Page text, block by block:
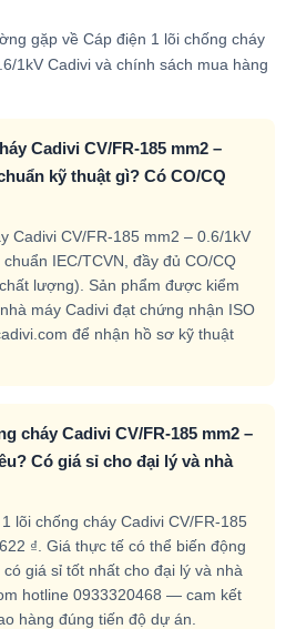
gặp về Cáp điện 1 lõi chống cháy
1kV Cadivi và chính sách mua hàng
Cadivi CV/FR-185 mm2 –
kỹ thuật gì? Có CO/CQ
Cadivi CV/FR-185 mm2 – 0.6/1kV
IEC/TCVN, đầy đủ CO/CQ
lượng). Sản phẩm được kiểm
máy Cadivi đạt chứng nhận ISO
để nhận hồ sơ kỹ thuật
cháy Cadivi CV/FR-185 mm2 –
Có giá sỉ cho đại lý và nhà
lõi chống cháy Cadivi CV/FR-185
₫. Giá thực tế có thể biến động
giá sỉ tốt nhất cho đại lý và nhà
hotline 0933320468 — cam kết
hàng đúng tiến độ dự án.